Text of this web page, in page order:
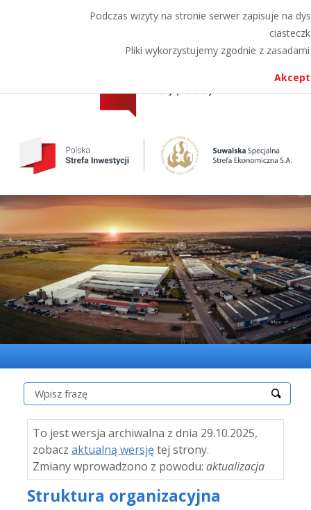
Podczas wizyty na stronie serwer zapisuje na
Pliki wykorzystujemy zgodnie z
do
do
A A A
Szukaj:
To jest wersja archiwalna z dnia 29.10.2025,
zobacz aktualną wersjętej strony.
Zmiany wprowadzono z powodu: aktualizacja
Struktura organizacyjna